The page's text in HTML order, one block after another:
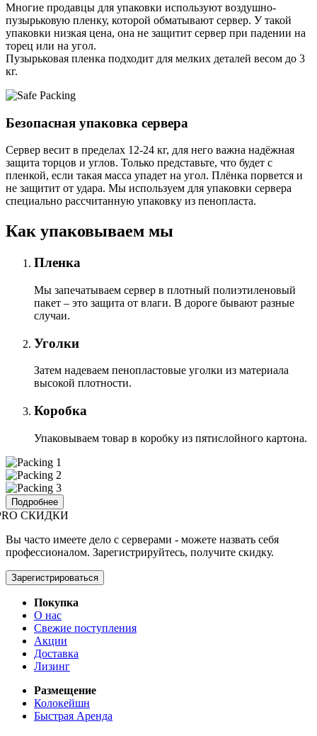
Многие продавцы для упаковки используют воздушно-
пузырьковую пленку, которой обматывают сервер. У такой
упаковки низкая цена, она не защитит сервер при падении на
торец или на угол.
Пузырьковая пленка подходит для мелких деталей весом до 3
кг.
Безопасная упаковка сервера
Сервер весит в пределах 12-24 кг, для него важна надёжная
защита торцов и углов. Только представьте, что будет с
пленкой, если такая масса упадет на угол. Плёнка порвется и
не защитит от удара. Мы используем для упаковки сервера
специально расcчитанную упаковку из пенопласта.
Как упаковываем мы
Пленка
Мы запечатываем сервер в плотный полиэтиленовый
пакет – это защита от влаги. В дороге бывают разные
случаи.
Уголки
Затем надеваем пенопластовые уголки из материала
высокой плотности.
Коробка
Упаковываем товар в коробку из пятислойного картона.
Подробнее
СКИДКИ
Вы часто имеете дело с серверами - можете назвать себя
профессионалом. Зарегистрируйтесь, получите скидку.
Зарегистрироваться
Покупка
О нас
Свежие поступления
Акции
Доставка
Лизинг
Размещение
Колокейшн
Быстрая Аренда